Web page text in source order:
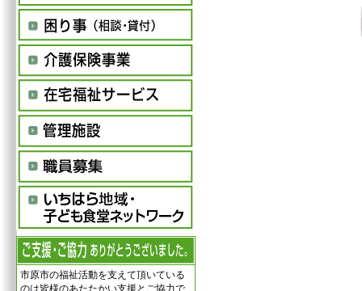
市原市の福祉活動を支えて頂いている
のは皆様のあたたかい支援とご協力で